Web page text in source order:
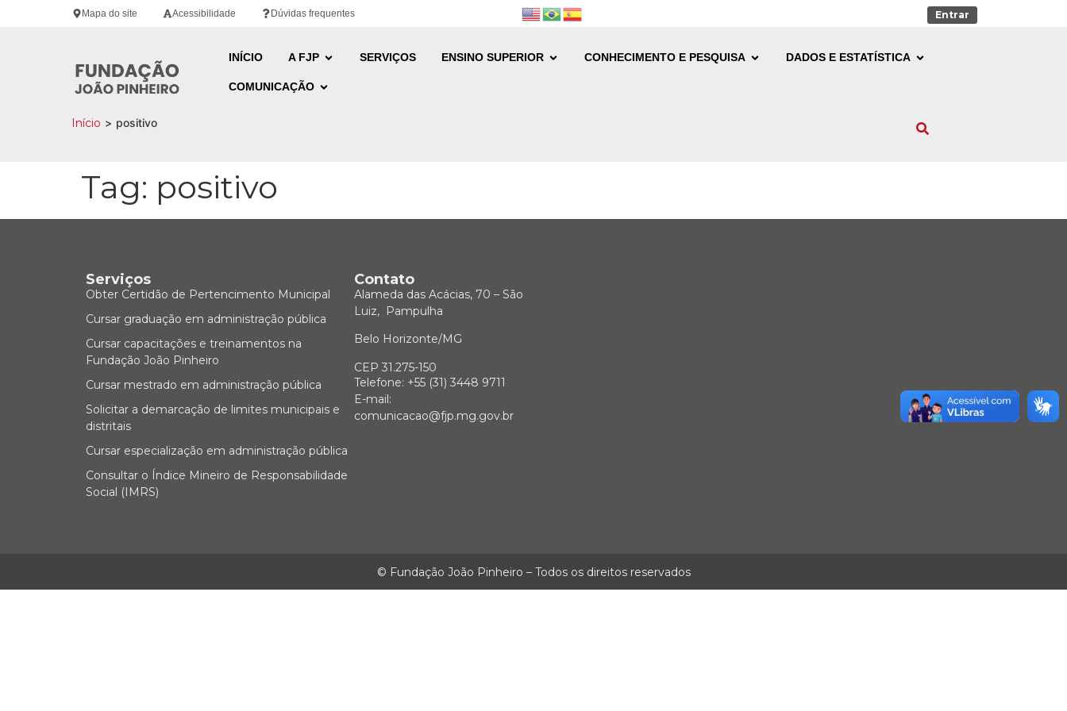
Mapa do site Acessibilidade Dúvidas frequentes Entrar
INÍCIO A FJP SERVIÇOS ENSINO SUPERIOR CONHECIMENTO E PESQUISA DADOS E ESTATÍSTICA
COMUNICAÇÃO
Início > positivo
Tag: positivo
Serviços
Obter Certidão de Pertencimento Municipal
Cursar graduação em administração pública
Cursar capacitações e treinamentos na
Fundação João Pinheiro
Cursar mestrado em administração pública
Solicitar a demarcação de limites municipais e
distritais
Cursar especialização em administração pública
Consultar o Índice Mineiro de Responsabilidade
Social (IMRS)
Contato
Alameda das Acácias, 70 – São
Luiz, Pampulha
Belo Horizonte/MG
CEP 31.275-150
Telefone: +55 (31) 3448 9711
E-mail:
comunicacao@fjp.mg.gov.br
© Fundação João Pinheiro – Todos os direitos reservados